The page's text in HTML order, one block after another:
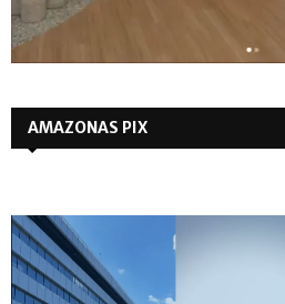
AMAZONAS PIX